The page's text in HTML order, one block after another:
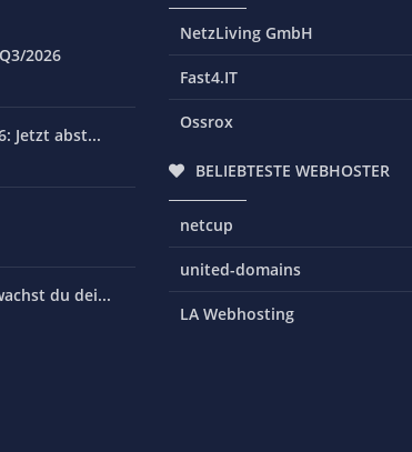
2026
Jetzt abst...
du dei...
NetzLiving GmbH
Fast4.IT
Ossrox
BELIEBTESTE WEBHOSTER
netcup
united-domains
LA Webhosting